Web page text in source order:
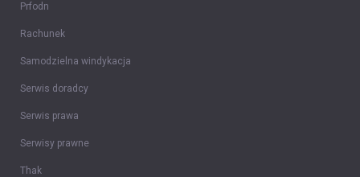
Prfodn
Rachunek
Samodzielna windykacja
Serwis doradcy
Serwis prawa
Serwisy prawne
Thak